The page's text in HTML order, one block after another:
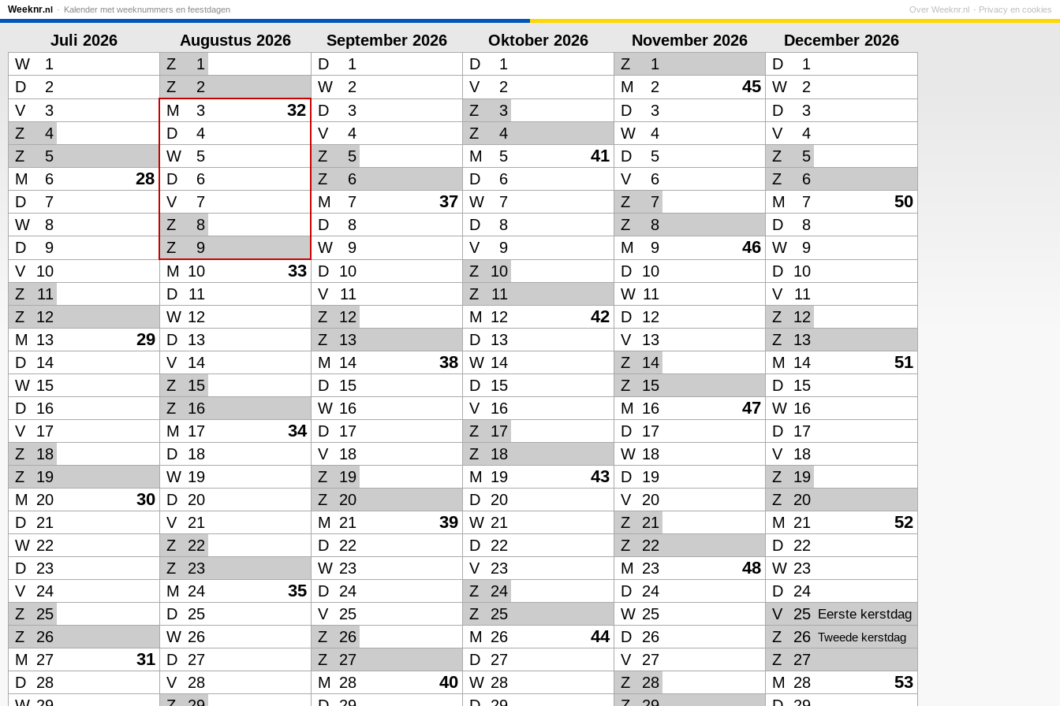
Weeknr.nl Kalender met weeknummers en feestdagen Over Weeknr.nl Privacy en cookies
Juli 2026 Augustus 2026 September 2026 Oktober 2026 November 2026
December 2026
W
1 Z 1 D 1 D 1 Z 1 D
1
D
2 Z 2 W 2 V 2 M 2 45 W
2
V
3 M 3 32 D 3 Z 3 D 3 D
3
Z
4 D 4 V 4 Z 4 W 4 V
4
Z
5 W 5 Z 5 M 5 41 D 5 Z
5
M
6 28 D 6 Z 6 D 6 V 6 Z
6
D
7 V 7 M 7 37 W 7 Z 7 M 7 50
W 8 Z 8 D 8 D 8 Z 8 D
8
D
9 Z 9 W 9 V 9 M 9 46 W
9
V
10 M 10 33 D 10 Z 10 D 10 D
10
Z
11 D 11 V 11 Z 11 W 11 V
11
Z
12 W 12 Z 12 M 12 42 D 12 Z
12
M 13 29 D 13 Z 13 D 13 V 13 Z
13
D
14 V 14 M 14 38 W 14 Z 14 M 14 51
W 15 Z 15 D 15 D 15 Z 15 D
15
D
16 Z 16 W 16 V 16 M 16 47 W 16
V
17 M 17 34 D 17 Z 17 D 17 D
17
Z
18 D 18 V 18 Z 18 W 18 V
18
Z
19 W 19 Z 19 M 19 43 D 19 Z
19
M 20 30 D 20 Z 20 D 20 V 20 Z
20
D
21 V 21 M 21 39 W 21 Z 21 M 21 52
W 22 Z 22 D 22 D 22 Z 22 D
22
D
23 Z 23 W 23 V 23 M 23 48 W 23
V
24 M 24 35 D 24 Z 24 D 24 D
24
Z
25 D 25 V 25 Z 25 W 25 V 25 Eerste kerstdag
Z 26 W 26 Z 26 M 26 44 D 26 Z 26 Tweede kerstdag
M 27 31 D 27 Z 27 D 27 V 27 Z
27
D
28 V 28 M 28 40 W 28 Z 28 M 28 53